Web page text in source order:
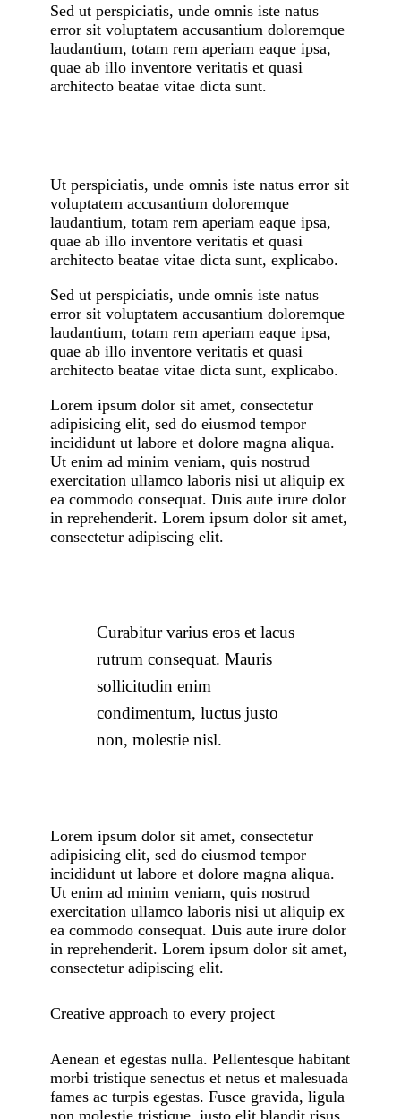
Sed ut perspiciatis, unde omnis iste natus
error sit voluptatem accusantium doloremque
laudantium, totam rem aperiam eaque ipsa,
quae ab illo inventore veritatis et quasi
architecto beatae vitae dicta sunt.
Ut perspiciatis, unde omnis iste natus error sit
voluptatem accusantium doloremque
laudantium, totam rem aperiam eaque ipsa,
quae ab illo inventore veritatis et quasi
architecto beatae vitae dicta sunt, explicabo.
Sed ut perspiciatis, unde omnis iste natus
error sit voluptatem accusantium doloremque
laudantium, totam rem aperiam eaque ipsa,
quae ab illo inventore veritatis et quasi
architecto beatae vitae dicta sunt, explicabo.
Lorem ipsum dolor sit amet, consectetur
adipisicing elit, sed do eiusmod tempor
incididunt ut labore et dolore magna aliqua.
Ut enim ad minim veniam, quis nostrud
exercitation ullamco laboris nisi ut aliquip ex
ea commodo consequat. Duis aute irure dolor
in reprehenderit. Lorem ipsum dolor sit amet,
consectetur adipiscing elit.
Curabitur varius eros et lacus
rutrum consequat. Mauris
sollicitudin enim
condimentum, luctus justo
non, molestie nisl.
Lorem ipsum dolor sit amet, consectetur
adipisicing elit, sed do eiusmod tempor
incididunt ut labore et dolore magna aliqua.
Ut enim ad minim veniam, quis nostrud
exercitation ullamco laboris nisi ut aliquip ex
ea commodo consequat. Duis aute irure dolor
in reprehenderit. Lorem ipsum dolor sit amet,
consectetur adipiscing elit.
Creative approach to every project
Aenean et egestas nulla. Pellentesque habitant
morbi tristique senectus et netus et malesuada
fames ac turpis egestas. Fusce gravida, ligula